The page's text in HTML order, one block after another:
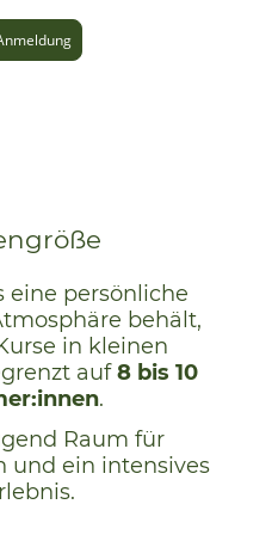
eine persönliche
behält,
in kleinen
auf8 bis 10
.
Raum für
und ein intensives